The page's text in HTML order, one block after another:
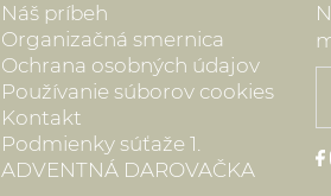
Náš príbeh
Organizačná smernica
Ochrana osobných údajov
Používanie súborov cookies
Kontakt
Podmienky súťaže 1.
ADVENTNÁ DAROVAČKA